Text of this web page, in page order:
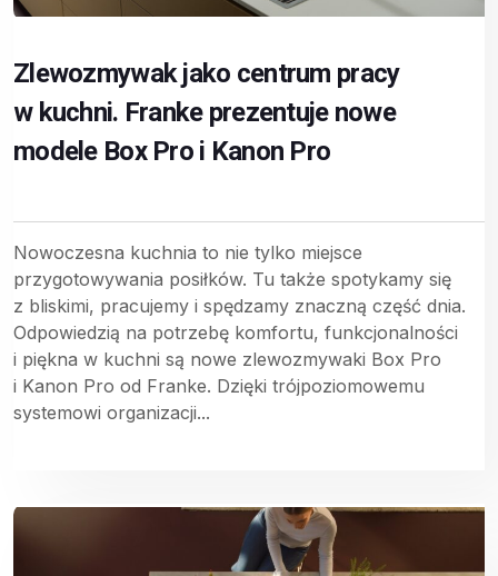
Zlewozmywak jako centrum pracy
w kuchni. Franke prezentuje nowe
modele Box Pro i Kanon Pro
Nowoczesna kuchnia to nie tylko miejsce
przygotowywania posiłków. Tu także spotykamy się
z bliskimi, pracujemy i spędzamy znaczną część dnia.
Odpowiedzią na potrzebę komfortu, funkcjonalności
i piękna w kuchni są nowe zlewozmywaki Box Pro
i Kanon Pro od Franke. Dzięki trójpoziomowemu
systemowi organizacji...